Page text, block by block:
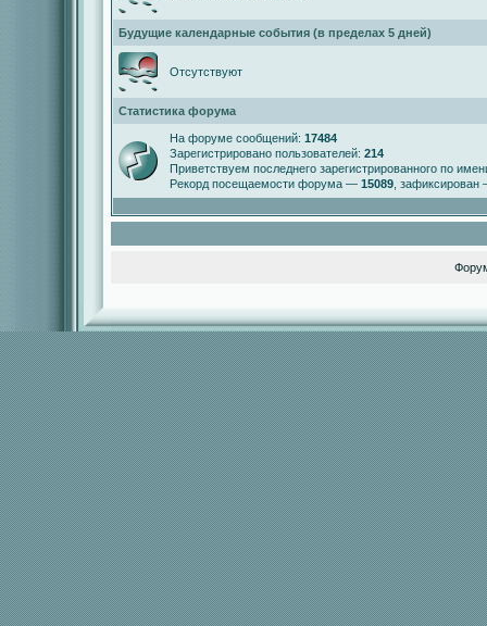
Будущие календарные события (в пределах 5 дней)
Отсутствуют
Статистика форума
На форуме сообщений: 17484
Зарегистрировано пользователей: 214
Приветствуем последнего зарегистрированного по
Рекорд посещаемости форума — 15089 ,